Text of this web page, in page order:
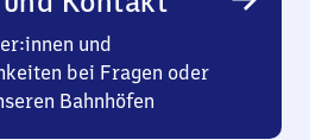
und
bei Fragen oder
Bahnhöfen